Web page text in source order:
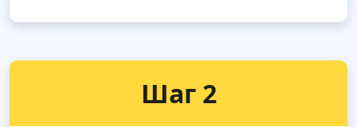
Шаг 2